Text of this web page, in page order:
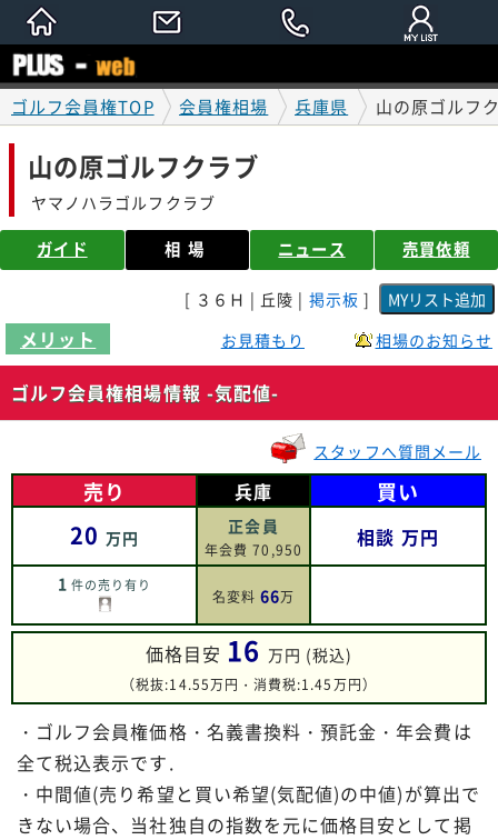
ゴルフ会員権TOP 会員権相場 兵庫県 山の原ゴルフ
山の原ゴルフクラブ
ヤマノハラゴルフクラブ
ガイド 相場 ニュース 売買依頼
[ ３６Ｈ | 丘陵 | 掲示板 ]
メリット お見積もり 相場のお知らせ
ゴルフ会員権相場情報 -気配値-
スタッフへ質問メール
売り
20万円
1 件の売り有り
兵庫
正会員
年会費 70,950
名変料66万
買い
相談 万円
価格目安 16 万円 (税込)
（税抜:14.55万円・消費税:1.45万円）
・ゴルフ会員権価格・名義書換料・預託金・年会費は
全て税込表示です.
・中間値(売り希望と買い希望(気配値)の中値)が算出で
きない場合、当社独自の指数を元に価格目安として掲